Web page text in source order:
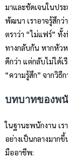
มาและชัดเจนในปร
พัฒนา เราอาจรู้สึกว่
ตราว่า “ไม่แฟร์” ทั้
ทางกลับกัน หากหัว
ดีกว่า แต่กลับไม่ได้เ
“ความรู้สึก” จากวิธี
บทบาทของพ
ในฐานะพนักงาน เร
อย่างเป็นกลางมาก
มืออาชีพ: